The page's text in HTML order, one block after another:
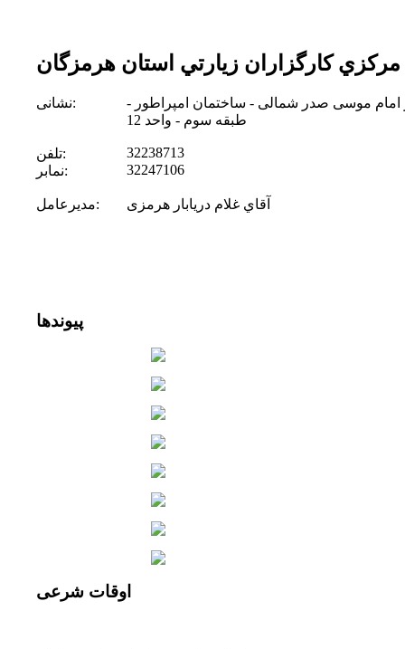
كارگزاران زيارتي استان هرمزگان
نشانی:
امام موسی صدر شمالی - ساختمان امپراطور -
طبقه سوم - واحد 12
تلفن:
32238713
نمابر:
32247106
مدیرعامل: آقاي غلام دریابار هرمزی
پیوندها
اوقات شرعی